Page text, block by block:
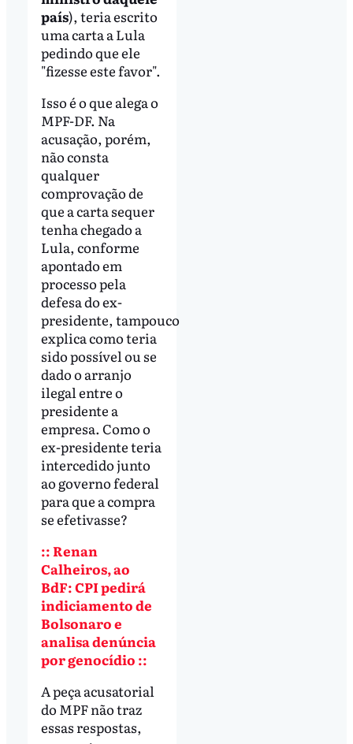
país), teria escrito
uma carta a Lula
pedindo que ele
"fizesse este favor".
Isso é o que alega o
MPF-DF. Na
acusação, porém,
não consta
qualquer
comprovação de
que a carta sequer
tenha chegado a
Lula, conforme
apontado em
processo pela
defesa do ex-
presidente, tampouco
explica como teria
sido possível ou se
dado o arranjo
ilegal entre o
presidente a
empresa. Como o
ex-presidente teria
intercedido junto
ao governo federal
para que a compra
se efetivasse?
:: Renan
Calheiros, ao
BdF: CPI pedirá
indiciamento de
Bolsonaro e
analisa denúncia
por genocídio ::
A peça acusatorial
do MPF não traz
essas respostas,